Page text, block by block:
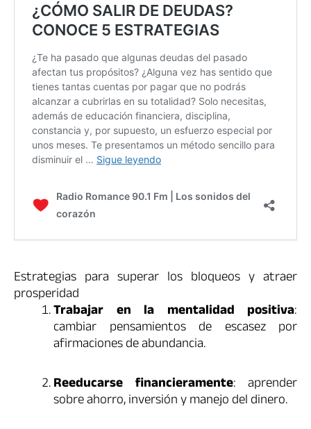
Estrategias para superar los bloqueos y atraer
prosperidad
Trabajar en la mentalidad positiva:
cambiar pensamientos de escasez por
afirmaciones de abundancia.
Reeducarse financieramente: aprender
sobre ahorro, inversión y manejo del dinero.